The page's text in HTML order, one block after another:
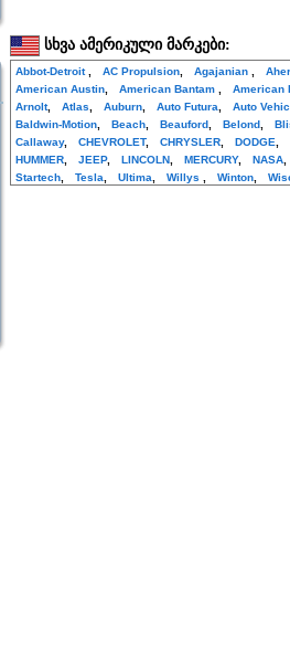
სხვა ამერიკული მარკები:
Abbot-Detroit AC Propulsion Agajanian
American Austin
American Bantam
American
Arnolt, Atlas Auburn Auto Futura
Auto
Baldwin-Motion
Beach Beauford Belond
Callaway, CHEVROLET, CHRYSLER DODGE
HUMMER
JEEP, LINCOLN MERCURY, NASA
Startech
Tesla Ultima Willys Winton